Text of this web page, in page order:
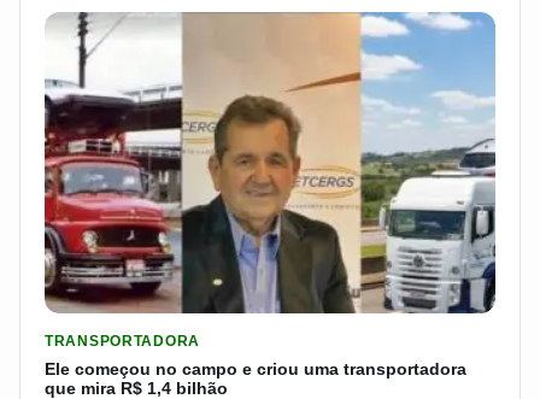
TRANSPORTADORA
Ele começou no campo e criou uma transportadora
que mira R$ 1,4 bilhão